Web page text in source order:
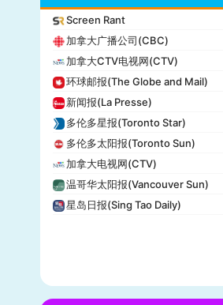
今日美国(USA Today)
BuzzFeed
全国公共广播电台(NPR)
美国广播公司(ABC)
美国新闻与世界报道(U.S. News)
CBS Sports
全国广播公司(NBC)
The Verge
PCMag
休斯顿纪事报(Houston Chronicle)
赫芬顿邮报(Huffpost)
Screen Rant
加拿大广播公司(CBC)
加拿大CTV电视网(CTV)
环球邮报(The Globe and Mail)
新闻报(La Presse)
多伦多星报(Toronto Star)
多伦多太阳报(Toronto Sun)
加拿大电视网(CTV)
温哥华太阳报(Vancouver Sun)
星岛日报(Sing Tao Daily)